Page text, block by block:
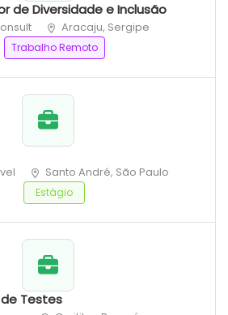
de Diversidade e Inclusão
Aracaju, Sergipe
Trabalho Remoto
Santo André, São Paulo
Estágio
Testes